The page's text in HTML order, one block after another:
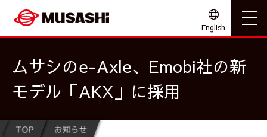
English
ムサシのe-Axle、Emobi社の新
モデル「AKX」に採用
TOP
お知らせ